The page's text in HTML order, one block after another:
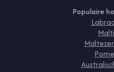
Populaire
Maltezer